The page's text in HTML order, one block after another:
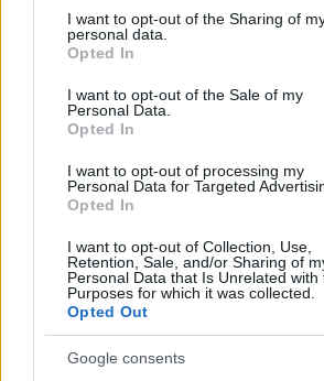
not limited to your visit or usage
grant or deny consent to Google and its
use your data for below specified
consent section.
I want to opt-out of the Sharing of
personal data.
Opted In
I want to opt-out of the Sale of my
Personal Data.
Opted In
I want to opt-out of processing my
Personal Data for Targeted
Opted In
I want to opt-out of Collection, Use,
Retention, Sale, and/or Sharing of
Personal Data that Is Unrelated with
Purposes for which it was collected.
Opted Out
Google consents
Αριστερά την Κοινοβουλευτική
επισφραγίζοντας ένα ρήγμα που
ηγεσίας.